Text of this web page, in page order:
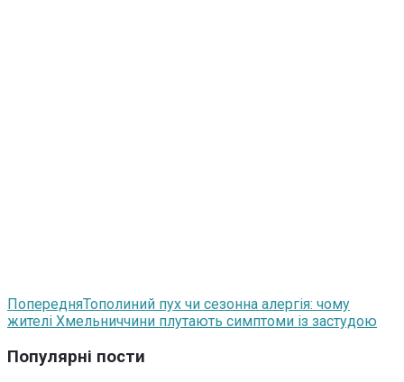
ПопередняТополиний пух чи сезонна алергія: чому
жителі Хмельниччини плутають симптоми із застудою
Популярні пости